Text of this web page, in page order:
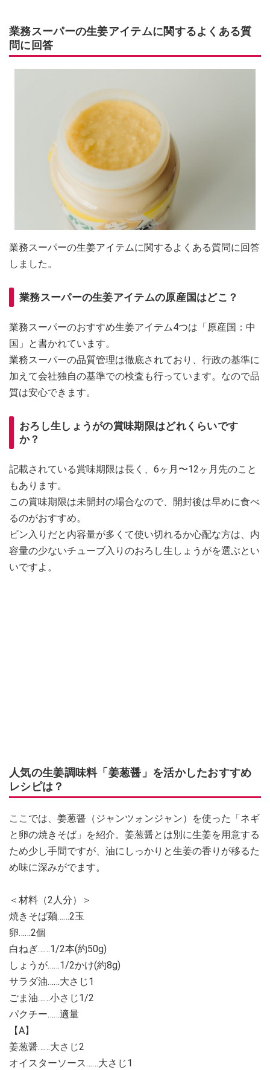
業務スーパーの生姜アイテムに関するよくある質
問に回答
業務スーパーの生姜アイテムに関するよくある質問に回答
しました。
業務スーパーの生姜アイテムの原産国はどこ？
業務スーパーのおすすめ生姜アイテム4つは「原産国：中
国」と書かれています。
業務スーパーの品質管理は徹底されており、行政の基準に
加えて会社独自の基準での検査も行っています。なので品
質は安心できます。
おろし生しょうがの賞味期限はどれくらいです
か？
記載されている賞味期限は長く、6ヶ月〜12ヶ月先のこと
もあります。
この賞味期限は未開封の場合なので、開封後は早めに食べ
るのがおすすめ。
ビン入りだと内容量が多くて使い切れるか心配な方は、内
容量の少ないチューブ入りのおろし生しょうがを選ぶとい
いですよ。
人気の生姜調味料「姜葱醤」を活かしたおすすめ
レシピは？
ここでは、姜葱醤（ジャンツォンジャン）を使った「ネギ
と卵の焼きそば」を紹介。姜葱醤とは別に生姜を用意する
ため少し手間ですが、油にしっかりと生姜の香りが移るた
め味に深みがでます。
＜材料（2人分）＞
焼きそば麺……2玉
卵……2個
白ねぎ……1/2本(約50g)
しょうが……1/2かけ(約8g)
サラダ油……大さじ1
ごま油……小さじ1/2
パクチー……適量
【A】
姜葱醤……大さじ2
オイスターソース……大さじ1